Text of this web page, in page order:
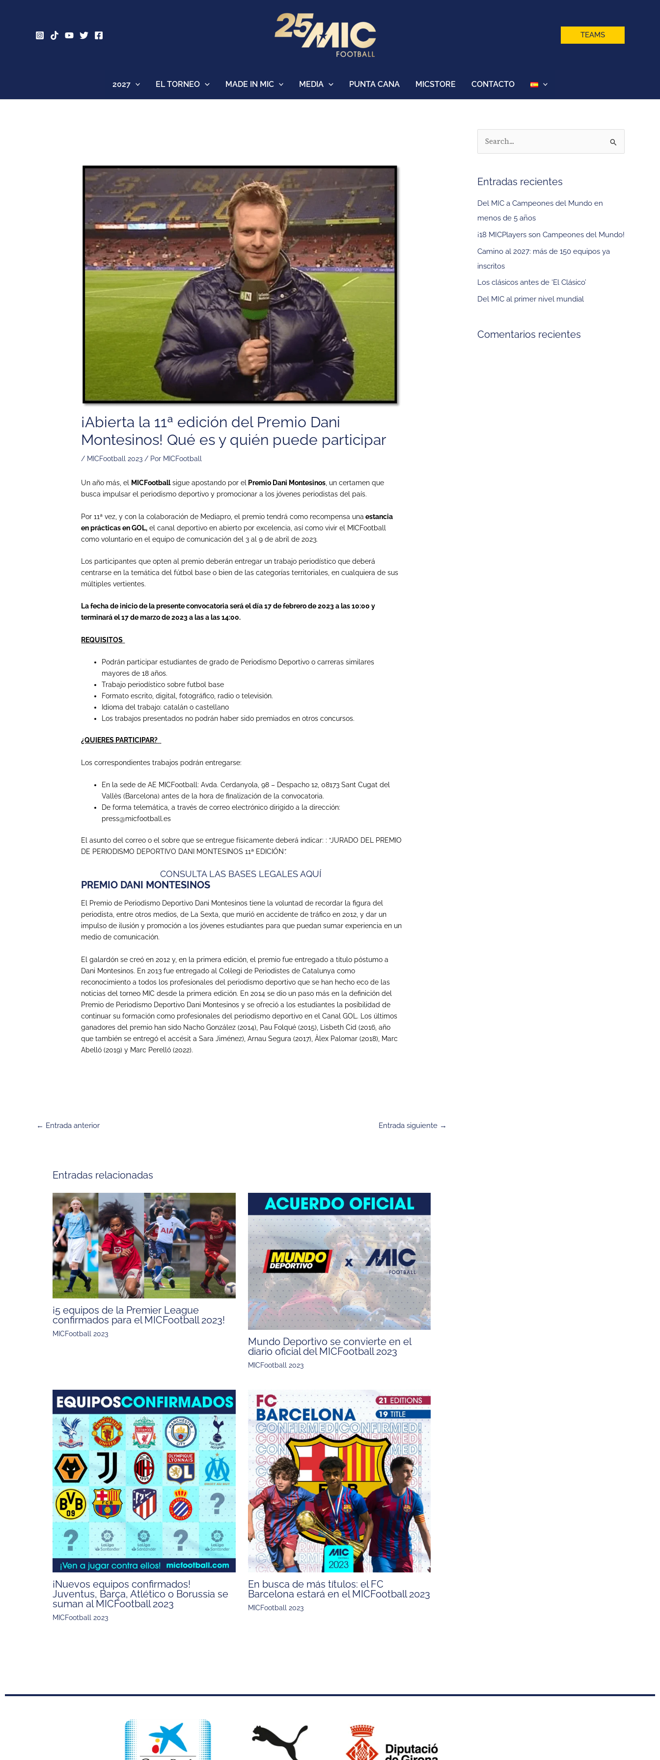
TEAMS
2027 EL TORNEO MADE IN MIC MEDIA PUNTA CANA MICSTORE CONTACTO
¡Abierta la 11ª edición del Premio Dani
Montesinos! Qué es y quién puede participar
/ MICFootball 2023 / Por MICFootball
Un año más, el MICFootballsigue apostando por el Premio Dani Montesinos, un certamen que
busca impulsar el periodismo deportivo y promocionar a los jóvenes periodistas del país.
Por 11ª vez, y con la colaboración de Mediapro, el premio tendrá como recompensa una estancia
en prácticas en GOL, el canal deportivo en abierto por excelencia, así como vivir el MICFootball
como voluntario en el equipo de comunicación del 3 al 9 de abril de 2023.
Los participantes que opten al premio deberán entregar un trabajo periodístico que deberá
centrarse en la temática del fútbol base o bien de las categorías territoriales, en cualquiera de sus
múltiples vertientes.
La fecha de inicio de la presente convocatoria será el día 17 de febrero de 2023 a las 10:00 y
terminará el 17 de marzo de 2023 a las a las 14:00.
REQUISITOS
Podrán participar estudiantes de grado de Periodismo Deportivo o carreras similares
mayores de 18 años.
Trabajo periodístico sobre futbol base
Formato escrito, digital, fotográfico, radio o televisión.
Idioma del trabajo: catalán o castellano
Los trabajos presentados no podrán haber sido premiados en otros concursos.
¿QUIERES PARTICIPAR?
Los correspondientes trabajos podrán entregarse:
En la sede deAE MICFootball: Avda. Cerdanyola, 98 – Despacho 12, 08173 Sant Cugat del
Vallès (Barcelona) antes de la hora de finalización de la convocatoria.
De forma telemática, a través de correo electrónico dirigido a la dirección:
press@micfootball.es
El asunto del correo o el sobre que se entregue físicamente deberá indicar: : “JURADO DEL PREMIO
DE PERIODISMO DEPORTIVO DANI MONTESINOS 11ª EDICIÓN”.
CONSULTA LAS BASES LEGALES AQUÍ
PREMIO DANI MONTESINOS
El Premio de Periodismo Deportivo Dani Montesinos tiene la voluntad de recordar la figura del
periodista, entre otros medios, de La Sexta, que murió en accidente de tráfico en 2012, y dar un
impulso de ilusión y promoción a los jóvenes estudiantes para que puedan sumar experiencia en un
medio de comunicación.
El galardón se creó en 2012 y, en la primera edición, el premio fue entregado a título póstumo a
Dani Montesinos. En 2013 fue entregado al Col·legi de Periodistes de Catalunya como
reconocimiento a todos los profesionales del periodismo deportivo que se han hecho eco de las
noticias del torneo MIC desde la primera edición. En 2014 se dio un paso más en la definición del
Premio de Periodismo Deportivo Dani Montesinos y se ofreció a los estudiantes la posibilidad de
continuar su formación como profesionales del periodismo deportivo en el Canal GOL. Los últimos
ganadores del premio han sido Nacho González (2014), Pau Folqué (2015), Lisbeth Cid (2016, año
que también se entregó el accésit a Sara Jiménez), Arnau Segura (2017), Àlex Palomar (2018), Marc
Abelló (2019) y Marc Perelló (2022).
← Entrada anterior Entrada siguiente →
Entradas relacionadas
¡5 equipos de la Premier League
confirmados para el MICFootball 2023!
MICFootball 2023
Mundo Deportivo se convierte en el
diario oficial del MICFootball 2023
MICFootball 2023
¡Nuevos equipos confirmados!
Juventus, Barça, Atlético o Borussia se
suman al MICFootball 2023
MICFootball 2023
En busca de más títulos: el FC
Barcelona estará en el MICFootball 2023
MICFootball 2023
c
a
r
p
o
r
Entradas recientes
Del MIC a Campeones del Mundo en
menos de 5 años
¡18 MICPlayers son Campeones del Mundo!
Camino al 2027: más de 150 equipos ya
inscritos
Los clásicos antes de ‘El Clásico’
Del MIC al primer nivel mundial
Comentarios recientes